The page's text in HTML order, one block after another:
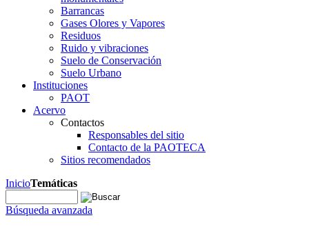
Barrancas
Gases Olores y Vapores
Residuos
Ruido y vibraciones
Suelo de Conservación
Suelo Urbano
Instituciones
PAOT
Acervo
Contactos
Responsables del sitio
Contacto de la PAOTECA
Sitios recomendados
InicioTemáticas
Búsqueda avanzada